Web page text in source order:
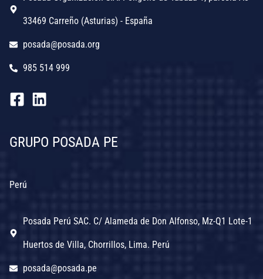
33469 Carreño (Asturias) - España
posada@posada.org
985 514 999
GRUPO POSADA PE
Perú
Posada Perú SAC. C/ Alameda de Don Alfonso, Mz-Q1 Lote-1
Huertos de Villa, Chorrillos, Lima. Perú
posada@posada.pe